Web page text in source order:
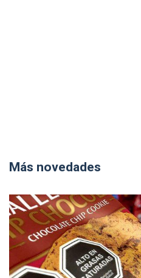
Más novedades